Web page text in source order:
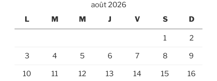
août 2026
L
M M J V S D
1 2
3 4 5 6 7 8 9
10 11 12 13 14 15 16